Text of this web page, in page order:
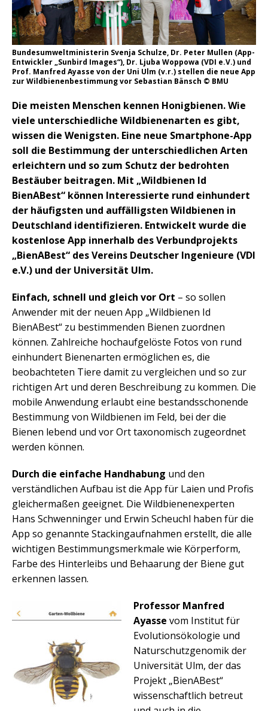
Bundesumweltministerin Svenja Schulze, Dr. Peter Mullen (App-
Entwickler „Sunbird Images“), Dr. Ljuba Woppowa (VDI e.V.) und
Prof. Manfred Ayasse von der Uni Ulm (v.r.) stellen die neue App
zur Wildbienenbestimmung vor Sebastian Bänsch © BMU
Die meisten Menschen kennen Honigbienen. Wie
viele unterschiedliche Wildbienenarten es gibt,
wissen die Wenigsten. Eine neue Smartphone-App
soll die Bestimmung der unterschiedlichen Arten
erleichtern und so zum Schutz der bedrohten
Bestäuber beitragen. Mit „Wildbienen Id
BienABest“ können Interessierte rund einhundert
der häufigsten und auffälligsten Wildbienen in
Deutschland identifizieren. Entwickelt wurde die
kostenlose App innerhalb des Verbundprojekts
„BienABest“ des Vereins Deutscher Ingenieure (VDI
e.V.) und der Universität Ulm.
Einfach, schnell und gleich vor Ort – so sollen
Anwender mit der neuen App „Wildbienen Id
BienABest“ zu bestimmenden Bienen zuordnen
können. Zahlreiche hochaufgelöste Fotos von rund
einhundert Bienenarten ermöglichen es, die
beobachteten Tiere damit zu vergleichen und so zur
richtigen Art und deren Beschreibung zu kommen. Die
mobile Anwendung erlaubt eine bestandsschonende
Bestimmung von Wildbienen im Feld, bei der die
Bienen lebend und vor Ort taxonomisch zugeordnet
werden können.
Durch die einfache Handhabung und den
verständlichen Aufbau ist die App für Laien und Profis
gleichermaßen geeignet. Die Wildbienenexperten
Hans Schwenninger und Erwin Scheuchl haben für die
App so genannte Stackingaufnahmen erstellt, die alle
wichtigen Bestimmungsmerkmale wie Körperform,
Farbe des Hinterleibs und Behaarung der Biene gut
erkennen lassen.
Professor Manfred
Ayasse vom Institut für
Evolutionsökologie und
Naturschutzgenomik der
Universität Ulm, der das
Projekt „BienABest“
wissenschaftlich betreut